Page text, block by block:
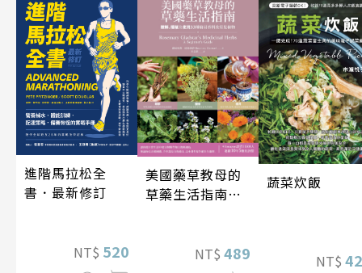
進階馬拉松全
書．最新修訂
NT$ 520
美國藥草教母的
草藥生活指南
NT$ 489
蔬菜炊飯
NT$